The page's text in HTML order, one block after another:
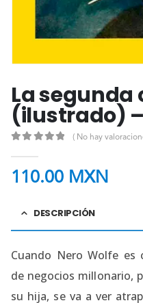
La segunda
(ilustrado)
( No hay
110.00 MXN
DESCRIPCIÓN
Cuando Nero Wolfe
de negocios millonario,
su hija, se va a ver